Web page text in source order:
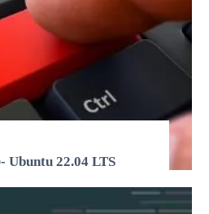
כיצד להשבית את המאגר ב- Ubuntu 22.04 LTS